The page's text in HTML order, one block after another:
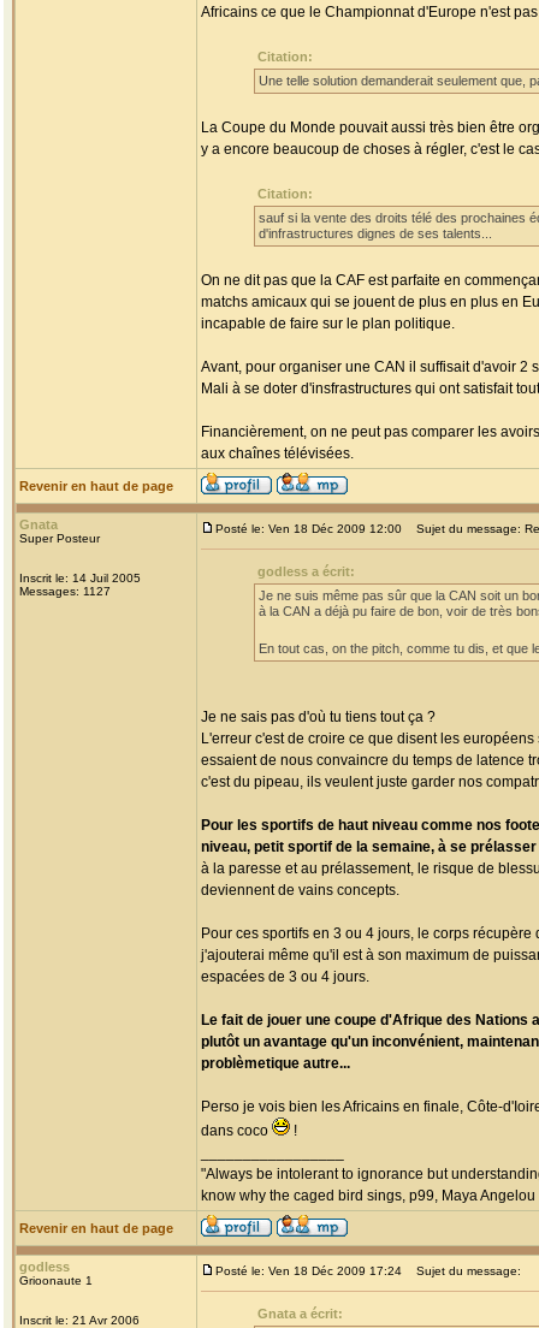
Africains ce que le Championnat d'Europe n'est
Citation:
Une telle solution demanderait seulement que,
La Coupe du Monde pouvait aussi très bien être
y a encore beaucoup de choses à régler, c'est le
Citation:
sauf si la vente des droits télé des prochaines
d'infrastructures dignes de ses talents...
On ne dit pas que la CAF est parfaite en
matchs amicaux qui se jouent de plus en plus en
incapable de faire sur le plan politique.
Avant, pour organiser une CAN il suffisait d'avoir 2
Mali à se doter d'insfrastructures qui ont satisfait
Financièrement, on ne peut pas comparer les
aux chaînes télévisées.
Revenir en haut de page
Gnata
Super Posteur
Inscrit le: 14 Juil 2005
Messages: 1127
Posté le: Ven 18 Déc 2009 12:00 Sujet du message:
godless a écrit:
Je ne suis même pas sûr que la CAN soit un
à la CAN a déjà pu faire de bon, voir de très
En tout cas, on the pitch, comme tu dis, et que
Je ne sais pas d'où tu tiens tout ça ?
L'erreur c'est de croire ce que disent les
essaient de nous convaincre du temps de latence
c'est du pipeau, ils veulent juste garder nos
Pour les sportifs de haut niveau comme nos
niveau, petit sportif de la semaine, à se
à la paresse et au prélassement, le risque de
deviennent de vains concepts.
Pour ces sportifs en 3 ou 4 jours, le corps
j'ajouterai même qu'il est à son maximum de
espacées de 3 ou 4 jours.
Le fait de jouer une coupe d'Afrique des
plutôt un avantage qu'un inconvénient,
problèmetique autre...
Perso je vois bien les Africains en finale, Côte-
dans coco
!
"Always be intolerant to ignorance but
know why the caged bird sings, p99, Maya Angelou
Revenir en haut de page
godless
Grioonaute 1
Inscrit le: 21 Avr 2006
Posté le: Ven 18 Déc 2009 17:24 Sujet du message:
Gnata a écrit: